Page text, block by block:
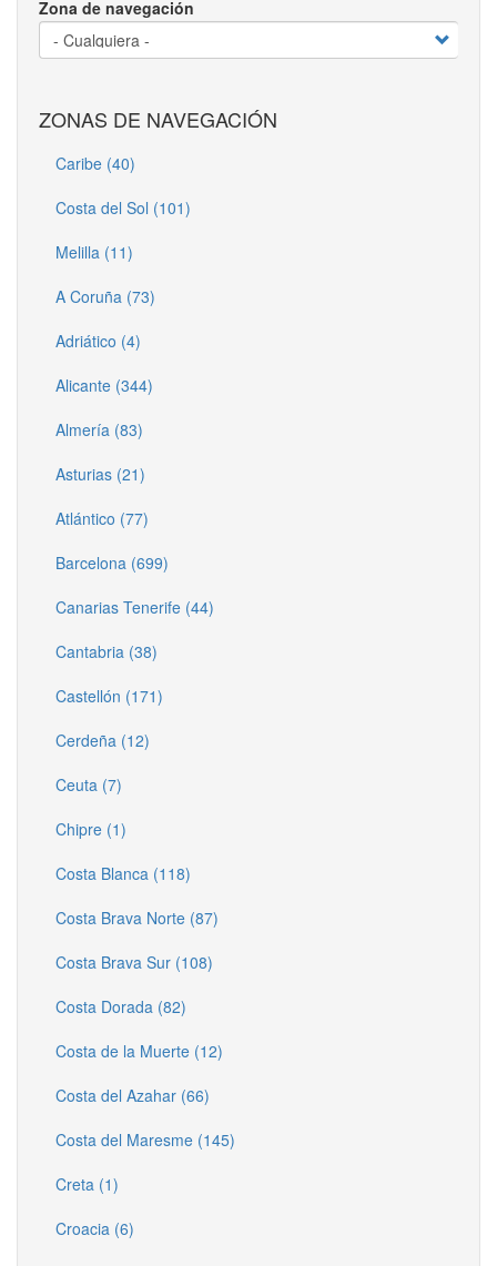
Zona de navegación
ZONAS DE NAVEGACIÓN
Caribe (40)
Costa del Sol (101)
Melilla (11)
A Coruña (73)
Adriático (4)
Alicante (344)
Almería (83)
Asturias (21)
Atlántico (77)
Barcelona (699)
Canarias Tenerife (44)
Cantabria (38)
Castellón (171)
Cerdeña (12)
Ceuta (7)
Chipre (1)
Costa Blanca (118)
Costa Brava Norte (87)
Costa Brava Sur (108)
Costa Dorada (82)
Costa de la Muerte (12)
Costa del Azahar (66)
Costa del Maresme (145)
Creta (1)
Croacia (6)